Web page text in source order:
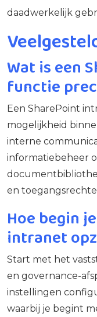
daadwerkelijk
Wat is een
functie
Een SharePoint
mogelijkheid
interne
informatiebeheer
en
Hoe begin
intranet
Start met het
en governance-
instellingen
waarbij je begint